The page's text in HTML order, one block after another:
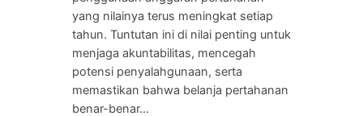
yang nilainya terus meningkat setiap
tahun. Tuntutan ini di nilai penting untuk
menjaga akuntabilitas, mencegah
potensi penyalahgunaan, serta
memastikan bahwa belanja pertahanan
benar-benar…